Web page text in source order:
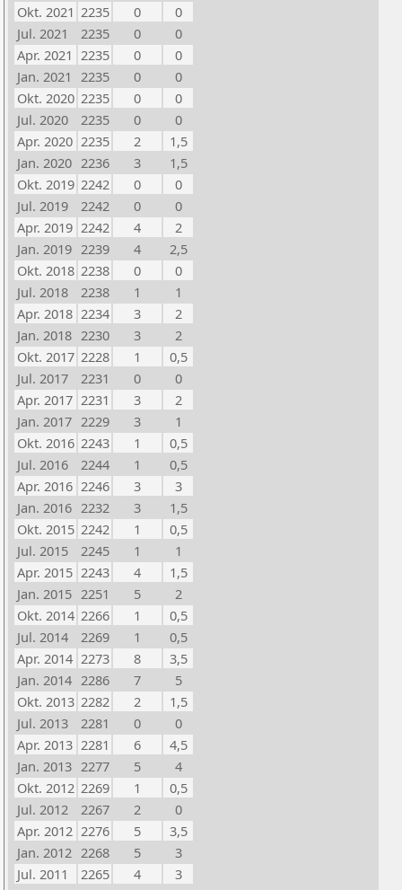
Okt. 2021 2235 0
0
Jul. 2021
2235 0
0
Apr. 2021 2235 0
0
Jan. 2021 2235 0
0
Okt. 2020 2235 0
0
Jul. 2020
2235 0
0
Apr. 2020 2235 2
1,5
Jan. 2020 2236 3
1,5
Okt. 2019 2242 0
0
Jul. 2019
2242 0
0
Apr. 2019 2242 4
2
Jan. 2019 2239 4
2,5
Okt. 2018 2238 0
0
Jul. 2018
2238 1
1
Apr. 2018 2234 3
2
Jan. 2018 2230 3
2
Okt. 2017 2228 1
0,5
Jul. 2017
2231 0
0
Apr. 2017 2231 3
2
Jan. 2017 2229 3
1
Okt. 2016 2243 1
0,5
Jul. 2016
2244 1
0,5
Apr. 2016 2246 3
3
Jan. 2016 2232 3
1,5
Okt. 2015 2242 1
0,5
Jul. 2015
2245 1
1
Apr. 2015 2243 4
1,5
Jan. 2015 2251 5
2
Okt. 2014 2266 1
0,5
Jul. 2014
2269 1
0,5
Apr. 2014 2273 8
3,5
Jan. 2014 2286 7
5
Okt. 2013 2282 2
1,5
Jul. 2013
2281 0
0
Apr. 2013 2281 6
4,5
Jan. 2013 2277 5
4
Okt. 2012 2269 1
0,5
Jul. 2012
2267 2
0
Apr. 2012 2276 5
3,5
Jan. 2012 2268 5
3
Jul. 2011
2265 4
3